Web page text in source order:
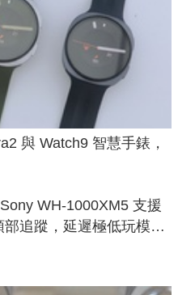
與 Watch9 智慧手錶，
WH-1000XM5 支援
追蹤，延遲極低玩模擬